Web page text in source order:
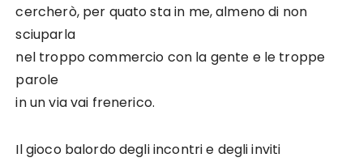
cercherò, per quato sta in me, almeno di non
sciuparla
nel troppo commercio con la gente e le troppe
parole
in un via vai frenerico.
Il gioco balordo degli incontri e degli inviti